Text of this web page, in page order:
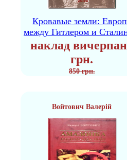
Кровавые земли:
между Гитлером и
наклад
грн.
850 грн.
Войтович Валерій